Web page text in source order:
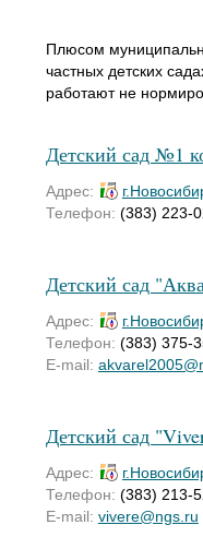
Плюсом
частных детских
работают не
Детский сад №1
Адрес:
Телефон: (383) 223-
Детский сад
Адрес:
Телефон: (383) 375-
E-mail:
Детский сад
Адрес:
Телефон: (383) 213-
E-mail: vivere@ngs.ru